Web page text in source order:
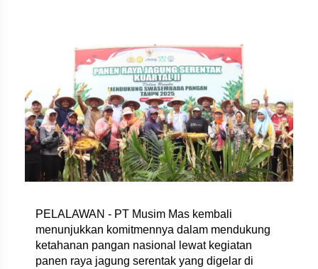
PELALAWAN - PT Musim Mas kembali
menunjukkan komitmennya dalam mendukung
ketahanan pangan nasional lewat kegiatan
panen raya jagung serentak yang digelar di